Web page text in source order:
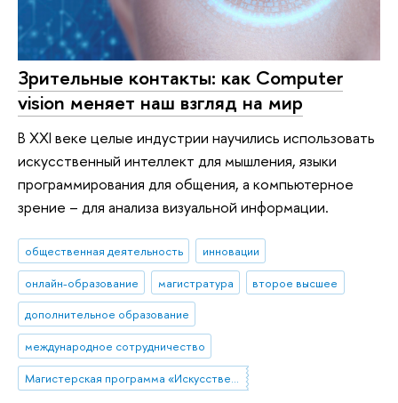
Зрительные контакты: как Computer
vision меняет наш взгляд на мир
В XXI веке целые индустрии научились использовать
искусственный интеллект для мышления, языки
программирования для общения, а компьютерное
зрение – для анализа визуальной информации.
общественная деятельность
инновации
онлайн-образование
магистратура
второе высшее
дополнительное образование
международное сотрудничество
Магистерская программа «Искусственный интеллект и компьютерное зрение»